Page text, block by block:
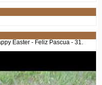
Easter - Feliz Pascua - 31.